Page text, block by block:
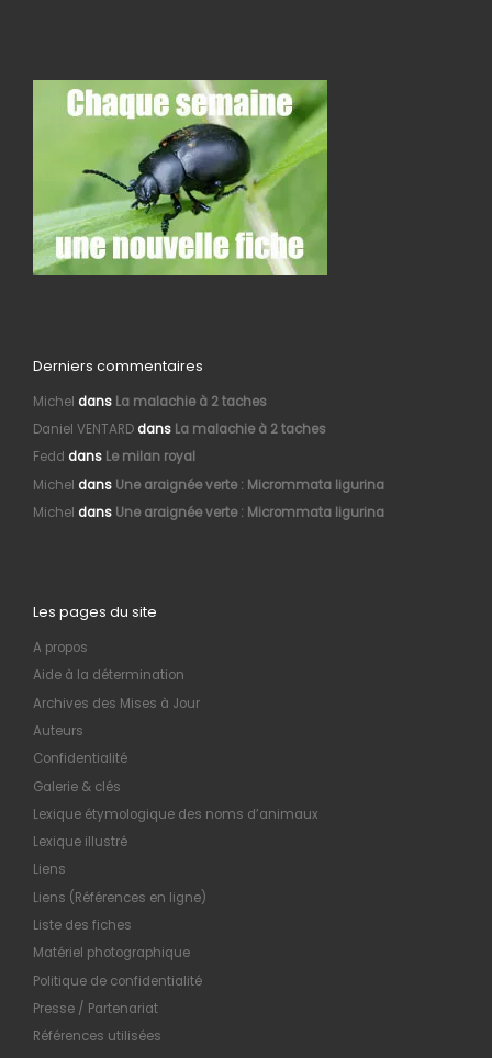
Derniers commentaires
Michel dans La malachie à 2 taches
Daniel VENTARDdans La malachie à 2 taches
Fedd dans Le milan royal
Michel dans Une araignée verte : Micrommata ligurina
Michel dans Une araignée verte : Micrommata ligurina
Les pages du site
A propos
Aide à la détermination
Archives des Mises à Jour
Auteurs
Confidentialité
Galerie & clés
Lexique étymologique des noms d’animaux
Lexique illustré
Liens
Liens (Références en ligne)
Liste des fiches
Matériel photographique
Politique de confidentialité
Presse / Partenariat
Références utilisées